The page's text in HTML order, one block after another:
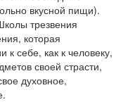
вкусной пищи).
трезвения
которая
к себе, как к человеку,
своей страсти,
духовное,